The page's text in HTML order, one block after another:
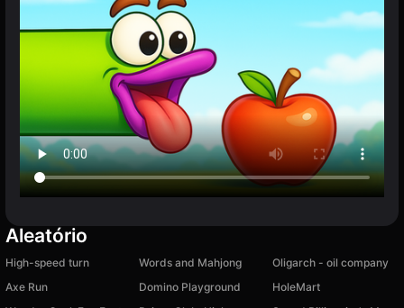
Aleatório
High-speed turn Words and Mahjong
Oligarch - oil company
Axe Run
Domino Playground
HoleMart